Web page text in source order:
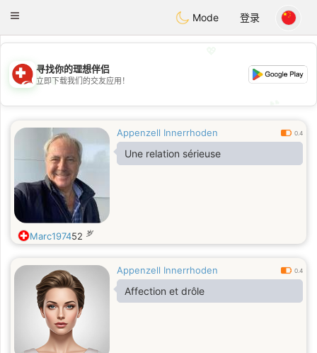
Suissi
Toggle
Mode 登录
💖
💕
寻找你的理想伴侣
立即下载我们的交友应用！
Appenzell Innerrhoden 0.4
Une relation sérieuse
Marc197452 岁
Appenzell Innerrhoden 0.4
Affection et drôle